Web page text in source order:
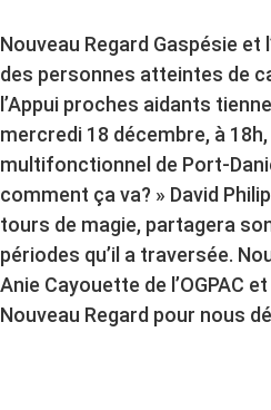
Nouveau Regard Gaspésie et
des personnes atteintes de
l’Appui proches aidants
mercredi 18 décembre, à
multifonctionnel de Port-
comment ça va? » David
tours de magie, partagera
périodes qu’il a traversée.
Anie Cayouette de l’OGPAC
Nouveau Regard pour nous